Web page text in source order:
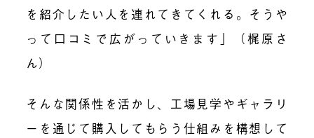
を紹介したい人を連れてきてくれる。そうや
って口コミで広がっていきます」（梶原さ
ん）
そんな関係性を活かし、工場見学やギャラリ
ーを通じて購入してもらう仕組みを構想して